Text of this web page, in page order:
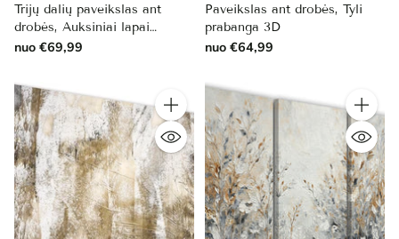
Trijų dalių paveikslas ant
drobės, Auksiniai lapai
pilkame fone
nuo €69,99
Paveikslas ant drobės, Tyli
prabanga 3D
nuo €64,99
Kiekis Kiekis